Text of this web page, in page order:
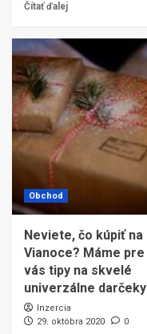
Čítať ďalej
Obchod
Neviete, čo kúpiť na
Vianoce? Máme pre
vás tipy na skvelé
univerzálne darčeky
Inzercia
29. októbra 2020
0